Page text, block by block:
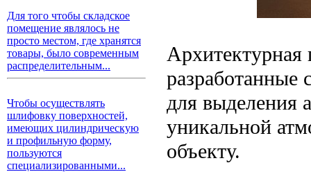
Для того чтобы складское
помещение являлось не
просто местом, где хранятся
товары, было современным
распределительным...
Чтобы осуществлять
шлифовку поверхностей,
имеющих цилиндрическую
и профильную форму,
пользуются
специализированными...
Архитектурная
разработанные
для выделения
уникальной
объекту.